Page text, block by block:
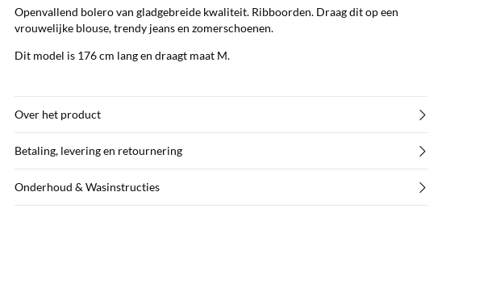
Openvallend bolero van gladgebreide kwaliteit. Ribboorden. Draag dit op een
vrouwelijke blouse, trendy jeans en zomerschoenen.
Dit model is 176 cm lang en draagt maat M.
Over het product
Betaling, levering en retournering
Onderhoud & Wasinstructies